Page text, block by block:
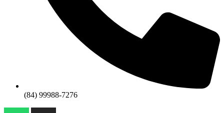
(84) 99988-7276